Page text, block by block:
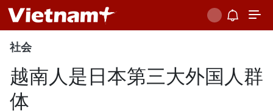
社会
越南人是日本第三大外国人群
体